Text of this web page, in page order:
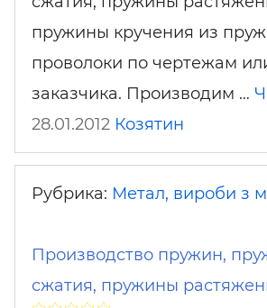
пружины кручения из
проволоки по чертежам
заказчика. Производим …
28.01.2012 Козятин
Рубрика: Метал, вироби з
Производство пружин,
сжатия, пружины